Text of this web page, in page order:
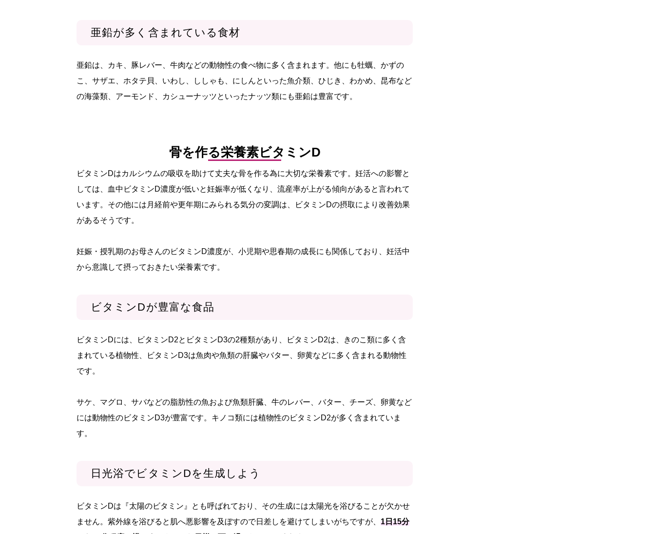
亜鉛が多く含まれている食材
亜鉛は、カキ、豚レバー、牛肉などの動物性の食べ物に多く含まれます。他にも牡蠣、かずの
こ、サザエ、ホタテ貝、いわし、ししゃも、にしんといった魚介類、ひじき、わかめ、昆布など
の海藻類、アーモンド、カシューナッツといったナッツ類にも亜鉛は豊富です。
骨を作る栄養素ビタミンD
ビタミンDはカルシウムの吸収を助けて丈夫な骨を作る為に大切な栄養素です。妊活への影響と
しては、血中ビタミンD濃度が低いと妊娠率が低くなり、流産率が上がる傾向があると言われて
います。その他には月経前や更年期にみられる気分の変調は、ビタミンDの摂取により改善効果
があるそうです。
妊娠・授乳期のお母さんのビタミンD濃度が、小児期や思春期の成長にも関係しており、妊活中
から意識して摂っておきたい栄養素です。
ビタミンDが豊富な食品
ビタミンDには、ビタミンD2とビタミンD3の2種類があり、ビタミンD2は、きのこ類に多く含
まれている植物性、ビタミンD3は魚肉や魚類の肝臓やバター、卵黄などに多く含まれる動物性
です。
サケ、マグロ、サバなどの脂肪性の魚および魚類肝臓、牛のレバー、バター、チーズ、卵黄など
には動物性のビタミンD3が豊富です。キノコ類には植物性のビタミンD2が多く含まれていま
す。
日光浴でビタミンDを生成しよう
ビタミンDは『太陽のビタミン』とも呼ばれており、その生成には太陽光を浴びることが欠かせ
ません。紫外線を浴びると肌へ悪影響を及ぼすので日差しを避けてしまいがちですが、 1日15分